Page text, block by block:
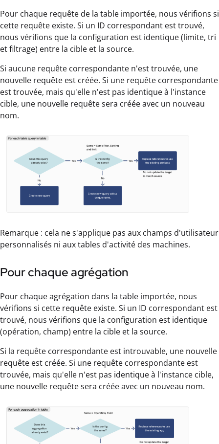
Pour chaque requête de la table importée, nous vérifions si
cette requête existe. Si un ID correspondant est trouvé,
nous vérifions que la configuration est identique (limite, tri
et filtrage) entre la cible et la source.
Si aucune requête correspondante n'est trouvée, une
nouvelle requête est créée. Si une requête correspondante
est trouvée, mais qu'elle n'est pas identique à l'instance
cible, une nouvelle requête sera créée avec un nouveau
nom.
Remarque : cela ne s'applique pas aux champs d'utilisateur
personnalisés ni aux tables d'activité des machines.
Pour chaque agrégation
Pour chaque agrégation dans la table importée, nous
vérifions si cette requête existe. Si un ID correspondant est
trouvé, nous vérifions que la configuration est identique
(opération, champ) entre la cible et la source.
Si la requête correspondante est introuvable, une nouvelle
requête est créée. Si une requête correspondante est
trouvée, mais qu'elle n'est pas identique à l'instance cible,
une nouvelle requête sera créée avec un nouveau nom.